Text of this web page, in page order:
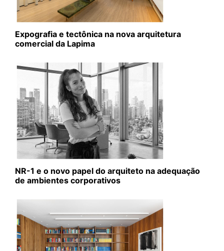
Expografia e tectônica na nova arquitetura
comercial da Lapima
NR-1 e o novo papel do arquiteto na adequação
de ambientes corporativos